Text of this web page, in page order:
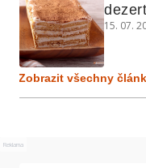
a
15. 07.
Zobrazit všechny
Reklama